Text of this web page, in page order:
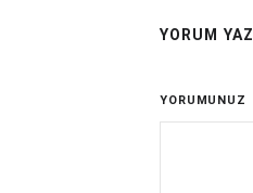
YORUM YAZ
YORUMUNUZ